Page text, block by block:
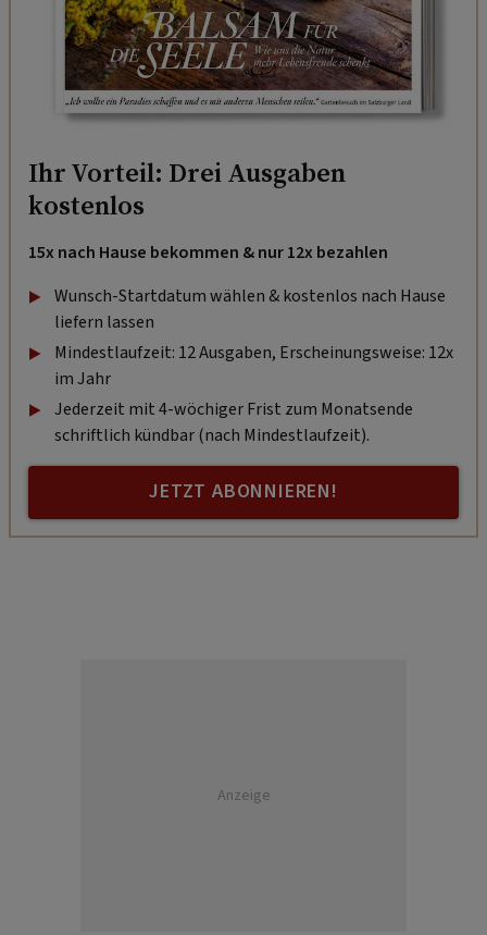
Ihr Vorteil: Drei Ausgaben
kostenlos
15x nach Hause bekommen & nur 12x bezahlen
Wunsch-Startdatum wählen & kostenlos nach Hause
liefern lassen
Mindestlaufzeit: 12 Ausgaben, Erscheinungsweise: 12x
im Jahr
Jederzeit mit 4-wöchiger Frist zum Monatsende
schriftlich kündbar (nach Mindestlaufzeit).
JETZT ABONNIEREN!
Anzeige